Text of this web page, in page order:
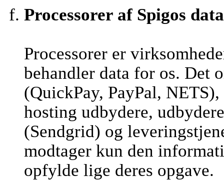
Processorer af Spigos data
Processorer er
behandler data for os. Det
(QuickPay, PayPal,
hosting udbydere,
(Sendgrid) og
modtager kun den
opfylde lige deres opgave.